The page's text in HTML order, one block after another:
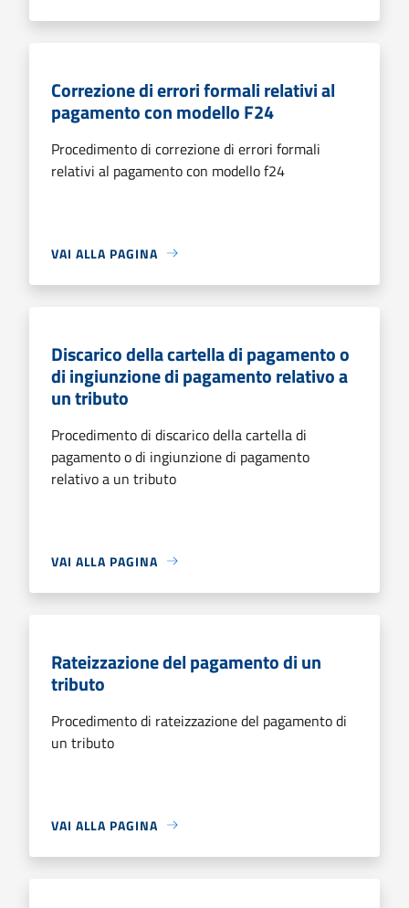
Correzione di errori formali relativi al
pagamento con modello F24
Procedimento di correzione di errori formali
relativi al pagamento con modello f24
VAI ALLA PAGINA
Discarico della cartella di pagamento o
di ingiunzione di pagamento relativo a
un tributo
Procedimento di discarico della cartella di
pagamento o di ingiunzione di pagamento
relativo a un tributo
VAI ALLA PAGINA
Rateizzazione del pagamento di un
tributo
Procedimento di rateizzazione del pagamento di
un tributo
VAI ALLA PAGINA